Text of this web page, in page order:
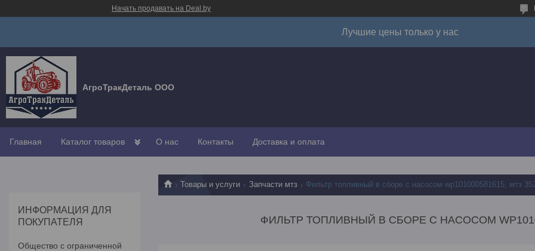
Начать продавать на Deal.by
Лучшие цены только у нас
АгроТракДеталь ООО
Главная Каталог товаров О нас Контакты Доставка и оплата
Товары и услуги Запчасти мтз Фильтр топливный в сборе с насосом wp101000581615, мтз
ФИЛЬТР ТОПЛИВНЫЙ В СБОРЕ С НАСОСОМ
ИНФОРМАЦИЯ ДЛЯ
ПОКУПАТЕЛЯ
Общество с ограниченной